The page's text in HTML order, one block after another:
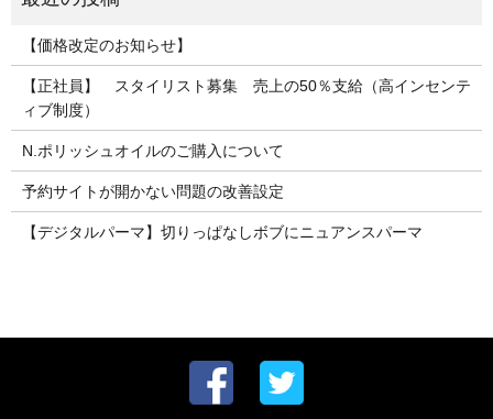
【価格改定のお知らせ】
【正社員】 スタイリスト募集 売上の50％支給（高インセンテ
ィブ制度）
N.ポリッシュオイルのご購入について
予約サイトが開かない問題の改善設定
【デジタルパーマ】切りっぱなしボブにニュアンスパーマ